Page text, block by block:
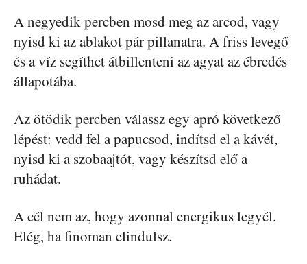
A negyedik percben mosd meg az arcod, vagy
nyisd ki az ablakot pár pillanatra. A friss levegő
és a víz segíthet átbillenteni az agyat az ébredés
állapotába.
Az ötödik percben válassz egy apró következő
lépést: vedd fel a papucsod, indítsd el a kávét,
nyisd ki a szobaajtót, vagy készítsd elő a
ruhádat.
A cél nem az, hogy azonnal energikus legyél.
Elég, ha finoman elindulsz.